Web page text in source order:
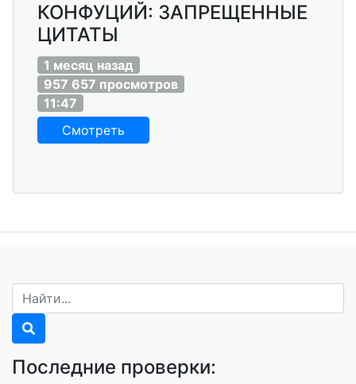
КОНФУЦИЙ: ЗАПРЕЩЕННЫЕ
ЦИТАТЫ
1 месяц назад
957 657 просмотров
11:47
Смотреть
Последние проверки: